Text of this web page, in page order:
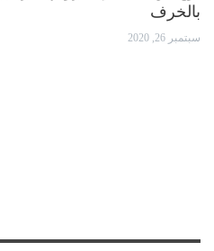
بالخرف
سبتمبر 26, 2020